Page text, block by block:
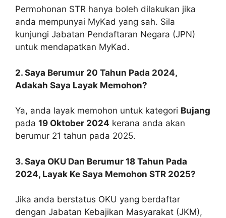
Permohonan STR hanya boleh dilakukan jika
anda mempunyai MyKad yang sah. Sila
kunjungi Jabatan Pendaftaran Negara (JPN)
untuk mendapatkan MyKad.
2. Saya Berumur 20 Tahun Pada 2024,
Adakah Saya Layak Memohon?
Ya, anda layak memohon untuk kategori Bujang
pada 19 Oktober 2024 kerana anda akan
berumur 21 tahun pada 2025.
3. Saya OKU Dan Berumur 18 Tahun Pada
2024, Layak Ke Saya Memohon STR 2025?
Jika anda berstatus OKU yang berdaftar
dengan Jabatan Kebajikan Masyarakat (JKM),